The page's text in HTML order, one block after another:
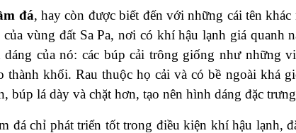
đá, hay còn được biết đến với những cái tên
của vùng đất Sa Pa, nơi có khí hậu lạnh giá quanh
của nó: các búp cải trông giống như những
thành khối. Rau thuộc họ cải và có bề ngoài khá
búp lá dày và chặt hơn, tạo nên hình dáng đặc
đá chỉ phát triển tốt trong điều kiện khí hậu lạnh,